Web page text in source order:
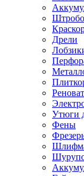
Дрели
Утюги
Фены